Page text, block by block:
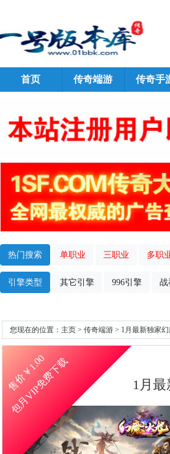
首页 传奇端游 传奇手
热门搜索 单职业 三职业 多职
引擎类型 其它引擎 996引擎 战
您现在的位置： 主页 > 传奇端游 > 1月最新独家
售价￥
1.00
包月VIP免费下载 1月